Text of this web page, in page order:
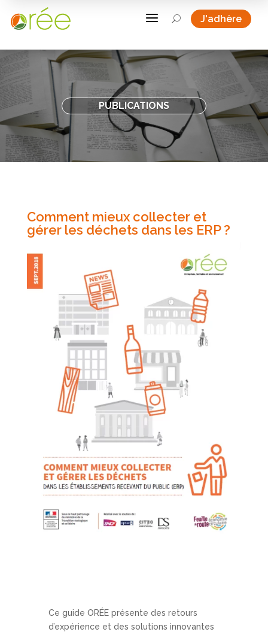
a U J'adhère
PUBLICATIONS
Comment mieux collecter et
gérer les déchets dans les ERP ?
Ce guide ORÉE présente des retours
d’expérience et des solutions innovantes